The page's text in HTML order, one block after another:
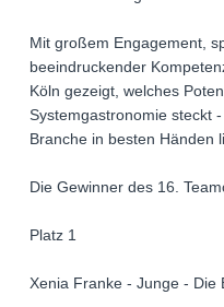
Mit großem Engagement,
beeindruckender
Köln gezeigt, welches
Systemgastronomie steckt
Branche in besten Händen
Die Gewinner des 16.
Platz 1
Xenia Franke - Junge - Die